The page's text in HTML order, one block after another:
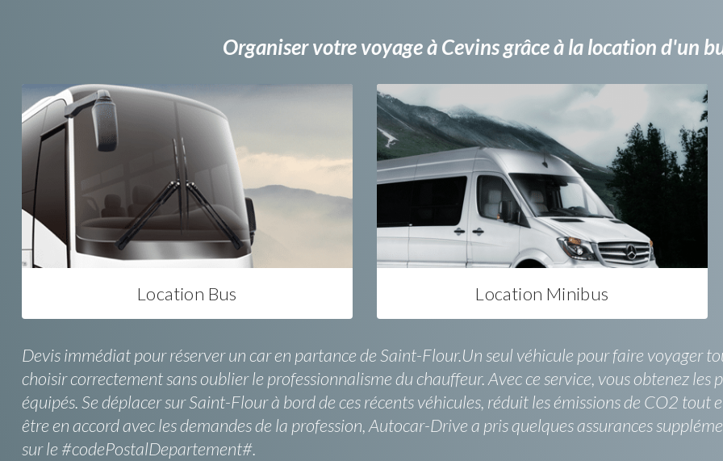
Organiser votre voyage à Cevins grâce à la location d'un
Location Bus Location Minibus
Devis immédiat pour réserver un car en partance de Saint-Flour.Un seul véhicule pour faire voyager
choisir correctement sans oublier le professionnalisme du chauffeur. Avec ce service, vous obtenez les
équipés. Se déplacer sur Saint-Flour à bord de ces récents véhicules, réduit les émissions de CO2
être en accord avec les demandes de la profession, Autocar-Drive a pris quelques assurances
sur le #codePostalDepartement#.